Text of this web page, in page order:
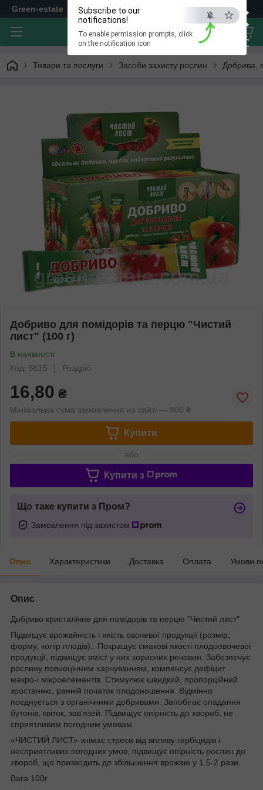
×
ESC
Subscribe to our
notifications!
To enable permission prompts, click
on the notification icon
Green-estate
Товари та послуги Засоби захисту рослин Добрива,
Добриво для помідорів та перцю "Чистий
лист" (100 г)
В наявності
Код: 5615
Роздріб
16,80 ₴
Мінімальна сума замовлення на сайті — 800 ₴
Купити
або
Купити з
Що таке купити з Пром?
Замовлення під захистом
Опис Характеристики Доставка Оплата Умови
Опис
Добриво кристалічне для помідорів та перцю "Чистий лист"
Підвищує врожайність і якість овочевої продукції (розмір,
форму, колір плодів).. Покращує смакові якості плодоовочевої
продукції, підвищує вміст у них корисних речовин. Забезпечує
рослину повноцінним харчуванням, компенсує дефіцит
макро-і мікроелементів. Стимулює швидкий, пропорційний
зростанню, ранній початок плодоношення. Відмінно
поєднується з органічними добривами. Запобігає опадання
бутонів, квіток, зав'язей. Підвищує опірність до хвороб, не
сприятливим погодним умовам.
«ЧИСТИЙ ЛИСТ» знімає стреси від впливу гербіцидів і
несприятливих погодних умов, підвищує опірність рослин до
хвороб, що призводить до збільшення врожаю у 1,5-2 рази.
Вага 100г